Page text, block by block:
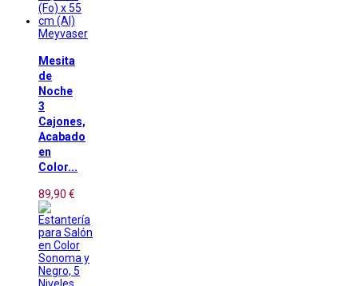
Meyvaser
Mesita
de
Noche
3
Cajones,
Acabado
en
Color...
89,90 €